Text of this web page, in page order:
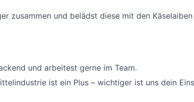
zusammen und belädst diese mit den
und arbeitest gerne im Team.
ist ein Plus – wichtiger ist uns dein